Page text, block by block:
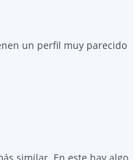
un perfil muy parecido
similar. En este hay algo